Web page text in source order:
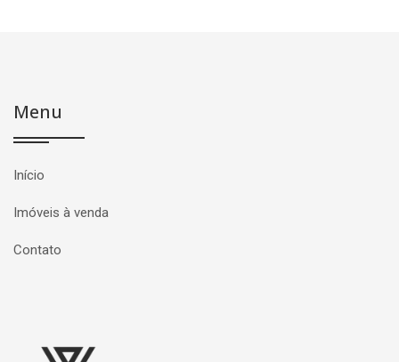
Menu
Início
Imóveis à venda
Contato